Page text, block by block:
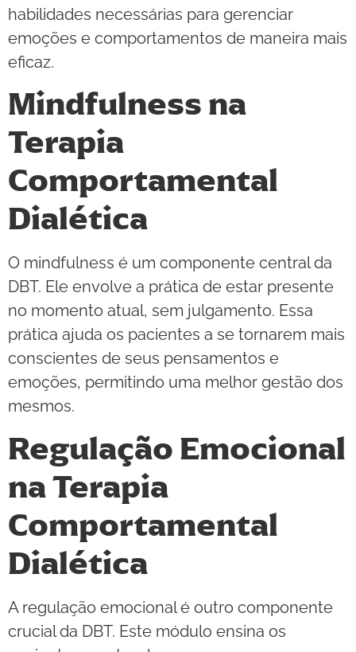
habilidades necessárias para gerenciar
emoções e comportamentos de maneira mais
eficaz.
Mindfulness na
Terapia
Comportamental
Dialética
O mindfulness é um componente central da
DBT. Ele envolve a prática de estar presente
no momento atual, sem julgamento. Essa
prática ajuda os pacientes a se tornarem mais
conscientes de seus pensamentos e
emoções, permitindo uma melhor gestão dos
mesmos.
Regulação Emocional
na Terapia
Comportamental
Dialética
A regulação emocional é outro componente
crucial da DBT. Este módulo ensina os